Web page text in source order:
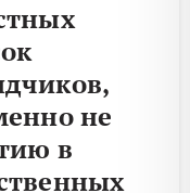
не
в